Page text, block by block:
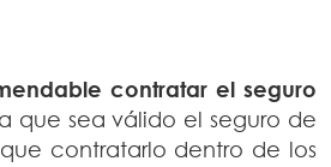
contratar el seguro
que sea válido el seguro de
contratarlo dentro de los